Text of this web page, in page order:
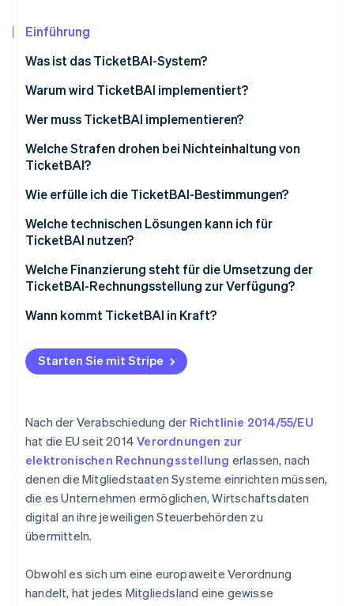
Atlas
Start-up-Gründung
Climate
Online-Identitätsprüfung
Erfahren Sie, wie Stripe Lösungen für die
Jetzt ansehen
Stripe App-Marktplatz
Einführung
Was ist das TicketBAI-System?
Warum wird TicketBAI implementiert?
Wer muss TicketBAI implementieren?
Welche Strafen drohen bei Nichteinhaltung von
TicketBAI?
Wie erfülle ich die TicketBAI-Bestimmungen?
Welche technischen Lösungen kann ich für
TicketBAI nutzen?
Welche Finanzierung steht für die Umsetzung der
TicketBAI-Rechnungsstellung zur Verfügung?
Wann kommt TicketBAI in Kraft?
Starten Sie mit Stripe
Nach der Verabschiedung der Richtlinie 2014/55/EU
hat die EU seit 2014Verordnungen zur
elektronischen Rechnungsstellung erlassen, nach
denen die Mitgliedstaaten Systeme einrichten müssen,
die es Unternehmen ermöglichen, Wirtschaftsdaten
digital an ihre jeweiligen Steuerbehörden zu
übermitteln.
Obwohl es sich um eine europaweite Verordnung
handelt, hat jedes Mitgliedsland eine gewisse